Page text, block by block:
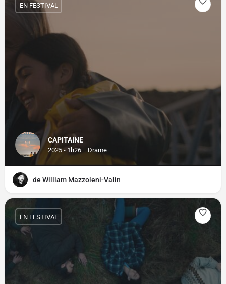
CAPITAINE
2025 - 1h26 Drame
EN FESTIVAL
de William Mazzoleni-Valin
EN FESTIVAL